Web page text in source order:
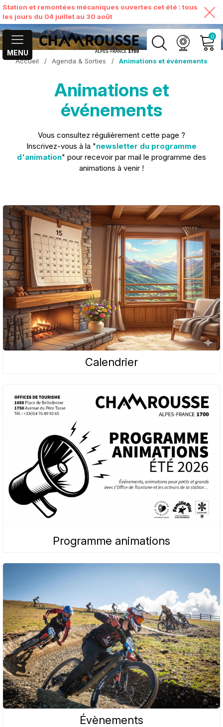
Station et remontées mécaniques ouvertes cet été : tous
les jours du 04 juillet au 30 août
MENU
0
MON COMPTE
VOIR MON PANIER
Accueil / Agenda & Sorties / Animations et événements
Animations et
événements
Vous consultez régulièrement cette page ?
Inscrivez-vous à la "newsletter du programme
d'animation" pour recevoir par mail le programme des
animations à venir !
Calendrier
Programme animations
Évènements